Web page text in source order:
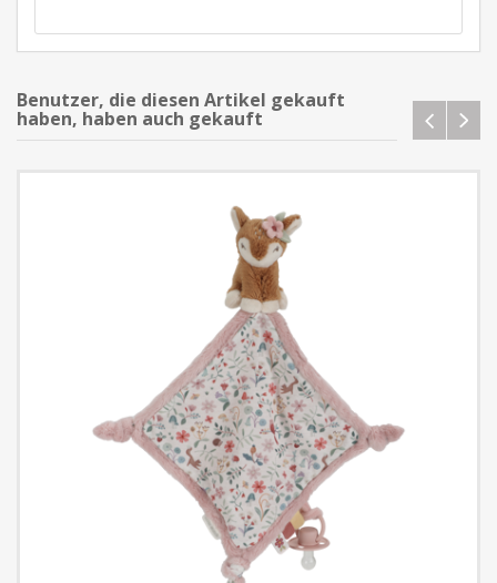
Benutzer, die diesen Artikel gekauft
haben, haben auch gekauft